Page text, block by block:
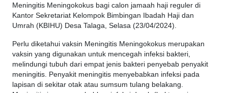
Meningitis Meningokokus bagi calon jamaah haji reguler di
Kantor Sekretariat Kelompok Bimbingan Ibadah Haji dan
Umrah (KBIHU) Desa Talaga, Selasa (23/04/2024).
Perlu diketahui vaksin Meningitis Meningokokus merupakan
vaksin yang digunakan untuk mencegah infeksi bakteri,
melindungi tubuh dari empat jenis bakteri penyebab penyakit
meningitis. Penyakit meningitis menyebabkan infeksi pada
lapisan di sekitar otak atau sumsum tulang belakang.